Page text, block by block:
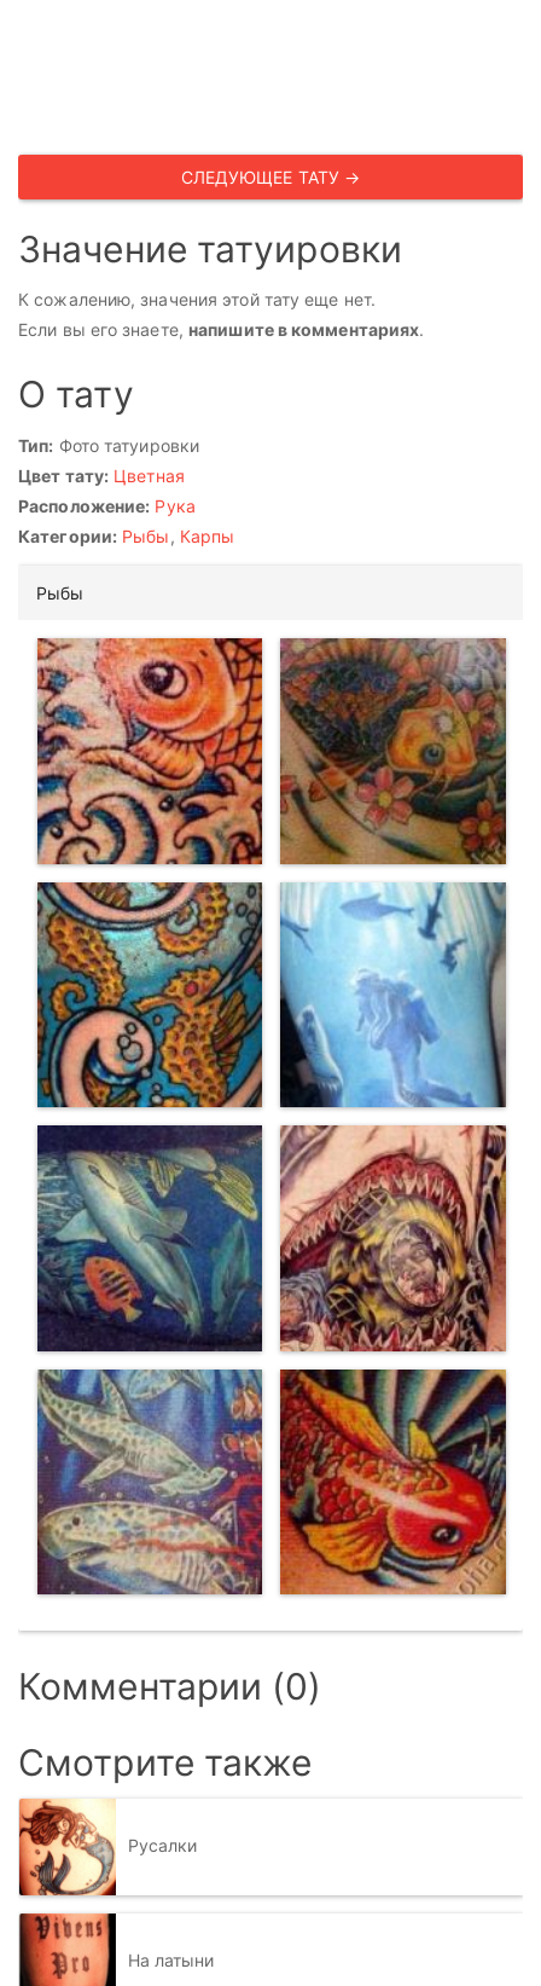
СЛЕДУЮЩЕЕ ТАТУ →
Значение татуировки
К сожалению, значения этой тату еще нет.
Если вы его знаете, напишите в комментариях.
О тату
Тип: Фото татуировки
Цвет тату: Цветная
Расположение: Рука
Категории: Рыбы, Карпы
Рыбы
Комментарии (0)
Смотрите также
Русалки
На латыни